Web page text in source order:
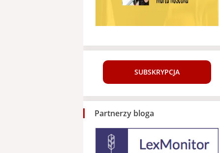
SUBSKRYPCJA
Partnerzy bloga